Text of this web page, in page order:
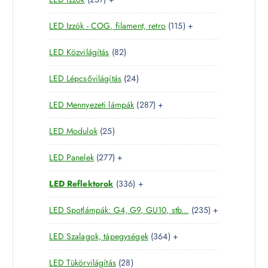
k
m
é
k
e
r
m
é
k
5
7
t
e
r
m
é
k
LED Izzók - COG, filament, retro 1151
1
t
r
é
+
LED Közvilágítás 828
2
t
e
r
m
k
LED Lépcsővilágítás 242
4
t
e
m
k
LED Mennyezeti lámpák 2872
8
t
r
é
k
+
LED Modulok 252
5
t
e
r
m
é
k
LED Panelek 2772
7
7
t
e
r
m
é
+
LED Reflektorok 3363
3
6
t
e
r
+
LED Spotlámpák: G4, G9, GU10, stb... 2352
3
t
+
LED Szalagok, tápegységek 3643
6
+
LED Tükörvilágítás 282